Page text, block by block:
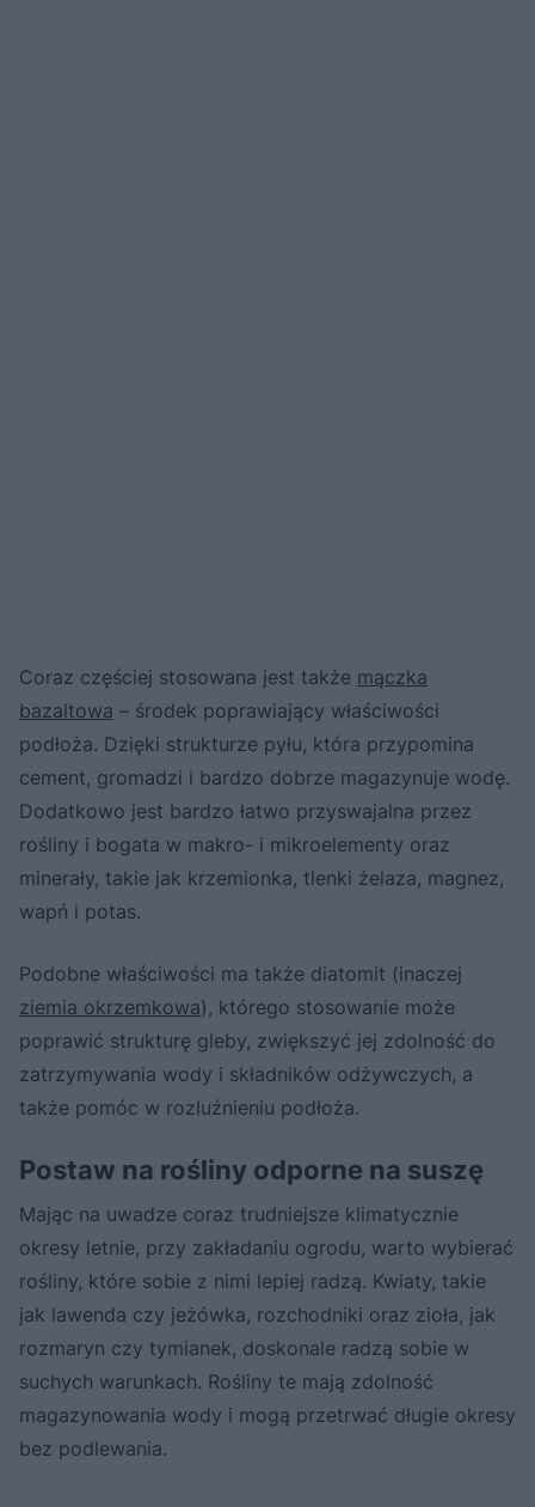
Coraz częściej stosowana jest także mączka
bazaltowa – środek poprawiający właściwości
podłoża. Dzięki strukturze pyłu, która przypomina
cement, gromadzi i bardzo dobrze magazynuje wodę.
Dodatkowo jest bardzo łatwo przyswajalna przez
rośliny i bogata w makro- i mikroelementy oraz
minerały, takie jak krzemionka, tlenki żelaza, magnez,
wapń i potas.
Podobne właściwości ma także diatomit (inaczej
ziemia okrzemkowa), którego stosowanie może
poprawić strukturę gleby, zwiększyć jej zdolność do
zatrzymywania wody i składników odżywczych, a
także pomóc w rozluźnieniu podłoża.
Postaw na rośliny odporne na suszę
Mając na uwadze coraz trudniejsze klimatycznie
okresy letnie, przy zakładaniu ogrodu, warto wybierać
rośliny, które sobie z nimi lepiej radzą. Kwiaty, takie
jak lawenda czy jeżówka, rozchodniki oraz zioła, jak
rozmaryn czy tymianek, doskonale radzą sobie w
suchych warunkach. Rośliny te mają zdolność
magazynowania wody i mogą przetrwać długie okresy
bez podlewania.